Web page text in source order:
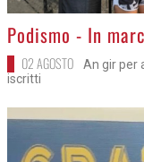
>
Podismo - In
02 AGOSTO
An gir per
iscritti